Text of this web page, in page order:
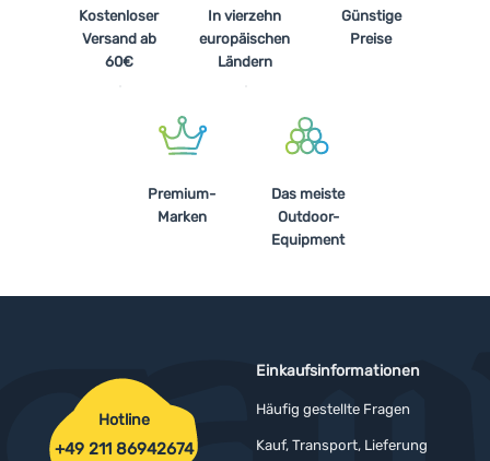
Kostenloser
Versand ab
60€
In vierzehn
europäischen
Ländern
Günstige
Preise
Premium-
Marken
Das meiste
Outdoor-
Equipment
Einkaufsinformationen
Häufig gestellte Fragen
Kauf, Transport, Lieferung
Hotline
+49 211 86942674